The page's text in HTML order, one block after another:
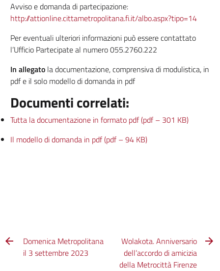
Avviso e domanda di partecipazione:
http://attionline.cittametropolitana.fi.it/albo.aspx?tipo=14
Per eventuali ulteriori informazioni può essere contattato
l’Ufficio Partecipate al numero 055.2760.222
In allegatola documentazione, comprensiva di modulistica, in
pdf e il solo modello di domanda in pdf
Documenti correlati:
Tutta la documentazione in formato pdf (pdf – 301 KB)
Il modello di domanda in pdf (pdf – 94 KB)
Domenica Metropolitana
il 3 settembre 2023
Wolakota. Anniversario
dell’accordo di amicizia
della Metrocittà Firenze